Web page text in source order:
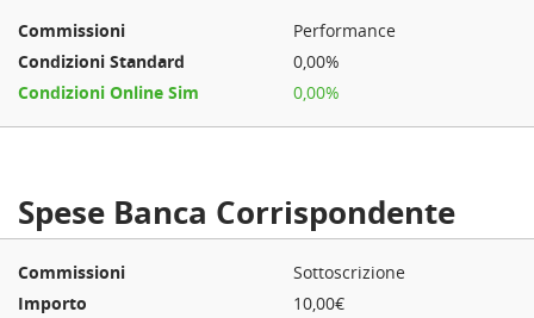
Performance
0,00%
0,00%
Spese Banca Corrispondente
Sottoscrizione
10,00€